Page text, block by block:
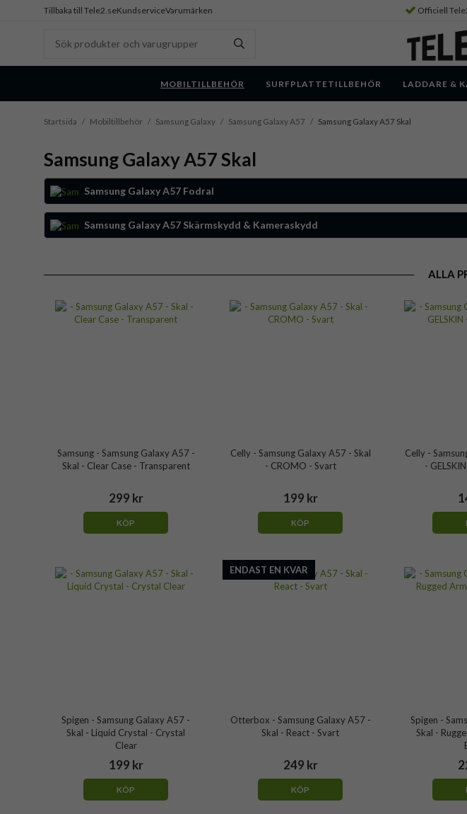
Tillbaka till Tele2.seKundserviceVarumärken Officiell
MOBILTILLBEHÖR SURFPLATTETILLBEHÖR LADDARE &
Startsida / Mobiltillbehör / Samsung Galaxy / Samsung Galaxy A57 / Samsung Galaxy A57 Skal
Samsung Galaxy A57 Skal
Samsung Galaxy A57 Fodral
Samsung Galaxy A57 Skärmskydd & Kameraskydd
ALLA
Samsung - Samsung Galaxy A57 -
Skal - Clear Case - Transparent
299 kr
KÖP
Celly - Samsung Galaxy A57 - Skal
- CROMO - Svart
199 kr
KÖP
Celly -
-
Spigen - Samsung Galaxy A57 -
Skal - Liquid Crystal - Crystal
Clear
199 kr
KÖP
ENDAST EN KVAR
Otterbox - Samsung Galaxy A57 -
Skal - React - Svart
249 kr
KÖP
Spigen -
Skal -